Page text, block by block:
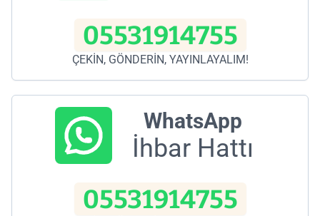
05531914755
ÇEKİN, GÖNDERİN, YAYINLAYALIM!
WhatsApp
İhbar Hattı
05531914755